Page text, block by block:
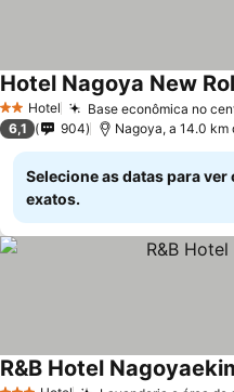
2 Estrelas
Hotel Base econômica no
Hotel Nagoya New
6,1 904 Nagoya, a 14.0 km
Selecione as datas para ver
exatos.
R&B Hotel